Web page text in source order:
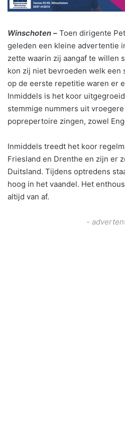
Winschoten – Toen dirigente
geleden een kleine advertentie
zette waarin zij aangaf te willen
kon zij niet bevroeden welk een
op de eerste repetitie waren er
Inmiddels is het koor
stemmige nummers uit
poprepertoire zingen, zowel
Inmiddels treedt het koor
Friesland en Drenthe en zijn er
Duitsland. Tijdens optredens
hoog in het vaandel. Het
altijd van af.
-